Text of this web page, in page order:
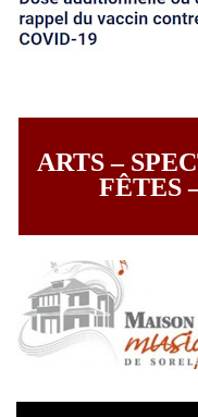
ARTS –
FÊTES